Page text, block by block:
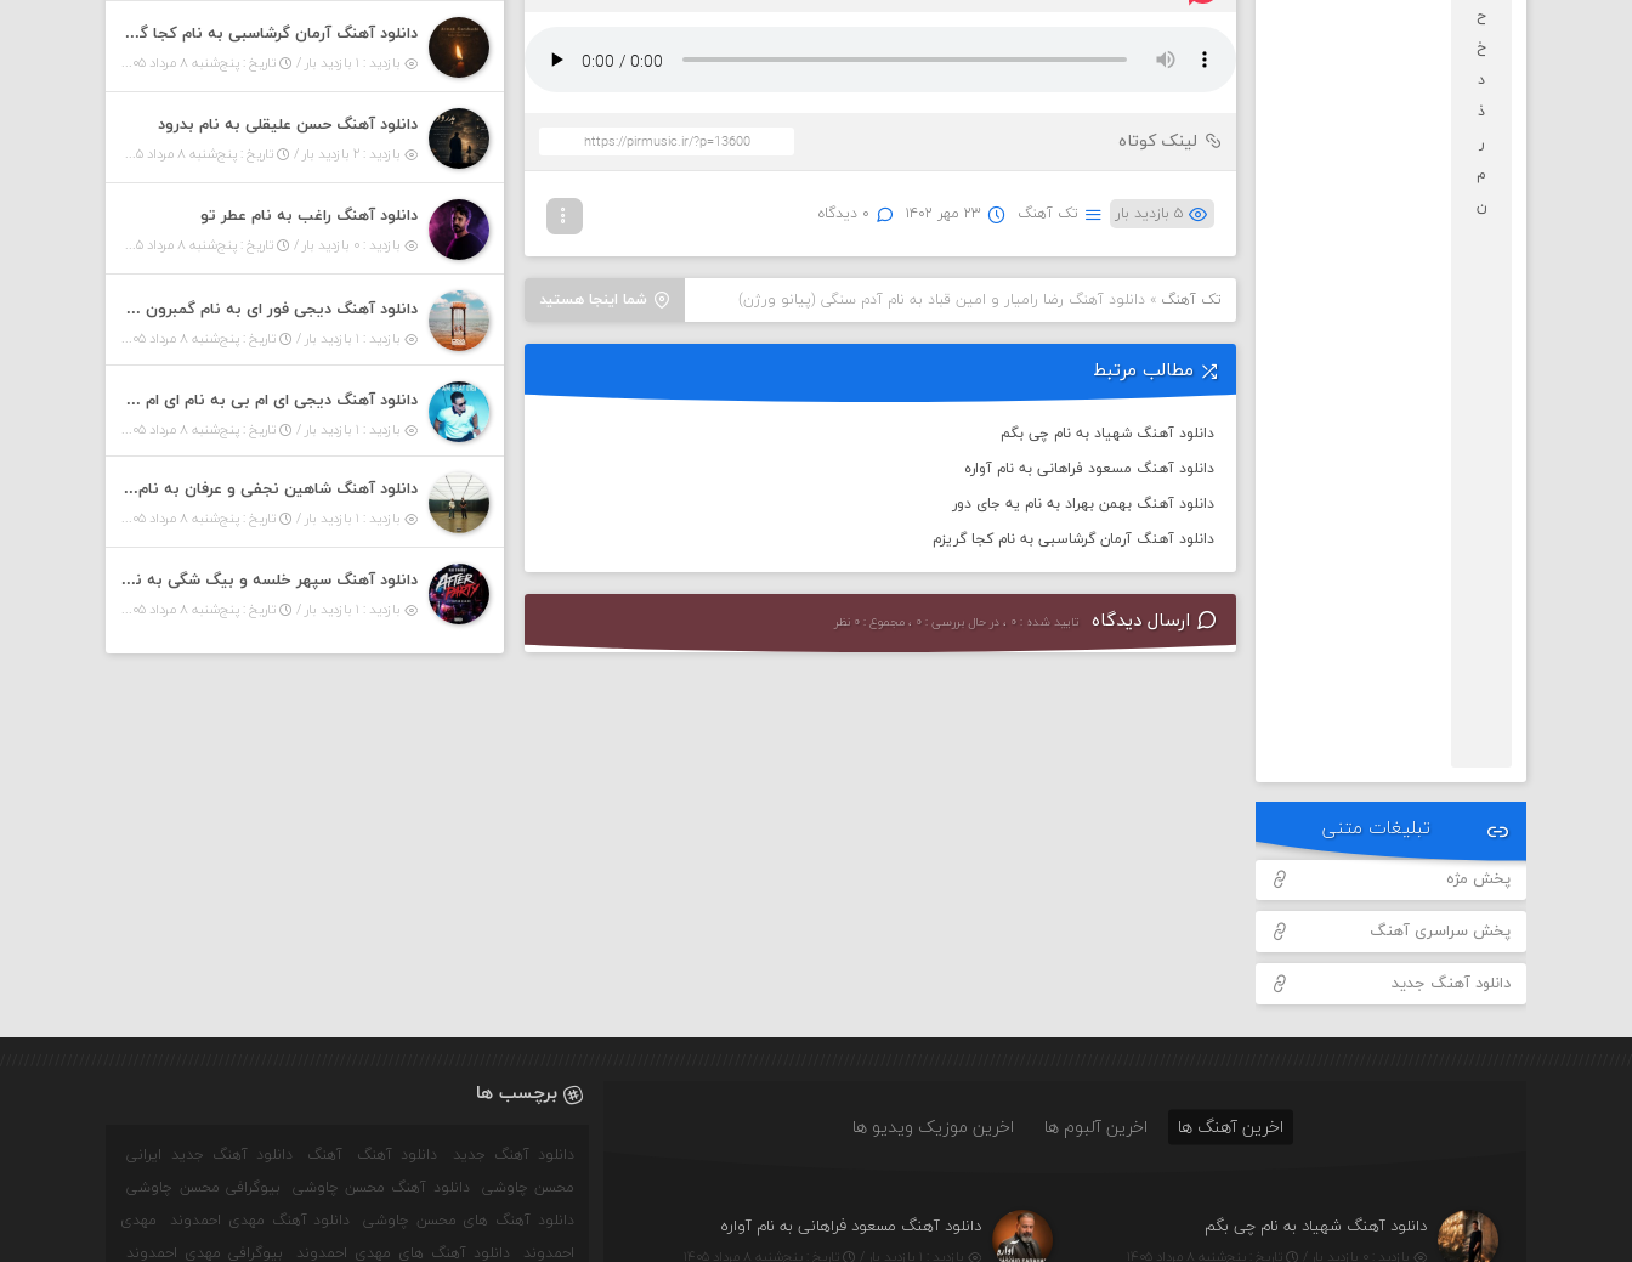
لینک کوتاه
۵ بازدید بار تک آهنگ ۲۳ مهر ۱۴۰۲ ۰ دیدگاه
شما اینجا هستید تک آهنگ »دانلود آهنگ رضا رامیار و امین قباد به نام آدم سنگی (پیانو ورژن)
مطالب مرتبط
دانلود آهنگ شهیاد به نام چی بگم
دانلود آهنگ مسعود فراهانی به نام آواره
دانلود آهنگ بهمن بهراد به نام یه جای دور
دانلود آهنگ آرمان گرشاسبی به نام کجا گریزم
ارسال دیدگاه تایید شده : ۰ ، در حال بررسی : ۰ ، مجموع : ۰ نظر
ح
خ
د
ذ
ر
م
ن
تبلیغات متنی
پخش مژه
پخش سراسری آهنگ
دانلود آهنگ جدید
دانلود آهنگ آرمان گرشاسبی به نام کجا گریزم
بازدید : ۱ بازدید بار / تاریخ : پنج‌شنبه ۸ مرداد ۱۴۰۵
دانلود آهنگ حسن علیقلی به نام بدرود
بازدید : ۲ بازدید بار / تاریخ : پنج‌شنبه ۸ مرداد ۱۴۰۵
دانلود آهنگ راغب به نام عطر تو
بازدید : ۰ بازدید بار / تاریخ : پنج‌شنبه ۸ مرداد ۱۴۰۵
دانلود آهنگ دیجی فور ای به نام گمبرون ۶ (پادکست)
بازدید : ۱ بازدید بار / تاریخ : پنج‌شنبه ۸ مرداد ۱۴۰۵
دانلود آهنگ دیجی ای ام بی به نام ای ام بیت ۱۶ (پادکست)
بازدید : ۱ بازدید بار / تاریخ : پنج‌شنبه ۸ مرداد ۱۴۰۵
دانلود آهنگ شاهین نجفی و عرفان به نام داشی
بازدید : ۱ بازدید بار / تاریخ : پنج‌شنبه ۸ مرداد ۱۴۰۵
دانلود آهنگ سپهر خلسه و بیگ شگی به نام افتر پارتی
بازدید : ۱ بازدید بار / تاریخ : پنج‌شنبه ۸ مرداد ۱۴۰۵
اخرین آهنگ ها اخرین آلبوم ها اخرین موزیک ویدیو ها
دانلود آهنگ شهیاد به نام چی بگم
بازدید : ۰ بازدید بار / تاریخ : پنج‌شنبه ۸ مرداد ۱۴۰۵
دانلود آهنگ مسعود فراهانی به نام آواره
بازدید : ۱ بازدید بار / تاریخ : پنج‌شنبه ۸ مرداد ۱۴۰۵
برچسب ها
دانلود آهنگ جدید دانلود آهنگ آهنگ
دانلود آهنگ جدید ایرانی
محسن چاوشی
دانلود آهنگ محسن چاوشی
بیوگرافی محسن چاوشی
دانلود آهنگ های محسن چاوشی
دانلود آهنگ مهدی احمدوند
مهدی
احمدوند
دانلود آهنگ های مهدی احمدوند بیوگرافی مهدی احمدوند